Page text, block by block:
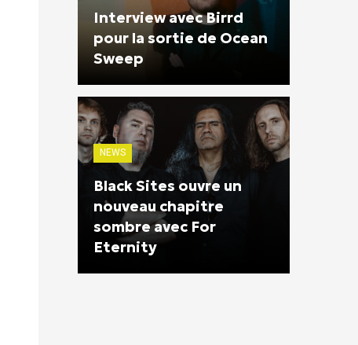
Interview avec Birrd
pour la sortie de Ocean
Sweep
NEWS
Black Sites ouvre un
nouveau chapitre
sombre avec For
Eternity